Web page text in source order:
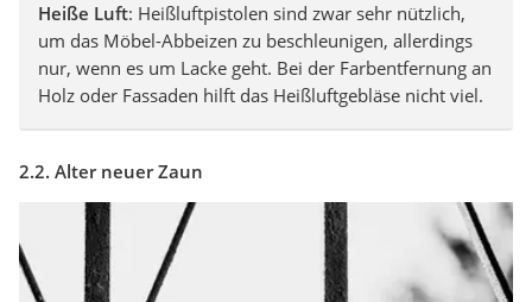
Heiße Luft: Heißluftpistolen sind zwar sehr nützlich,
um das Möbel-Abbeizen zu beschleunigen, allerdings
nur, wenn es um Lacke geht. Bei der Farbentfernung an
Holz oder Fassaden hilft das Heißluftgebläse nicht viel.
2.2. Alter neuer Zaun